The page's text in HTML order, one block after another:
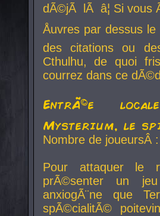
dÃ©jÃ lÃ â¦ Si vous
Åuvres par dessus
des citations ou
Cthulhu, de quoi
courrez dans ce
EntrÃ©e
Mysterium, le
Nombre de
Pour attaquer le
prÃ©senter un
anxiogÃ¨ne que
spÃ©cialitÃ©